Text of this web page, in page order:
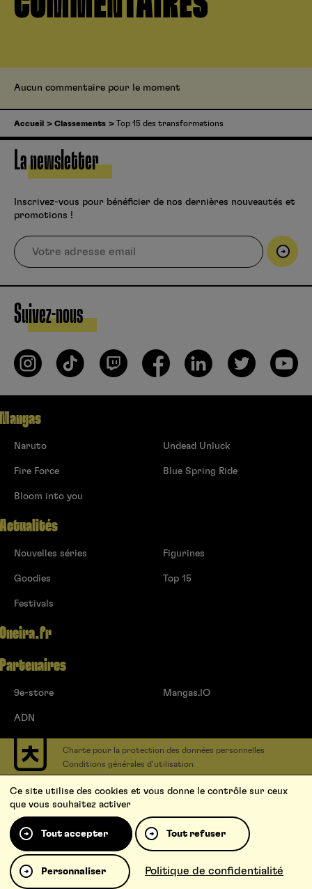
Aucun commentaire pour le moment
Accueil Classements Top 15 des transformations
La newsletter
Inscrivez-vous pour bénéficier de nos dernières nouveautés et
promotions !
Suivez-nous
Mangas
Naruto
Fire Force
Bloom into you
Undead Unluck
Blue Spring Ride
Actualités
Nouvelles séries
Goodies
Festivals
Figurines
Top 15
Oneira.fr
Partenaires
9e-store
ADN
Mangas.IO
Charte pour la protection des données personnelles
Conditions générales d’utilisation
Soumettre un projet
Proposer une série
Qui sommes-nous ?
Ce site utilise des cookies et vous donne le contrôle sur ceux
que vous souhaitez activer
Tout accepter Tout refuser
Personnaliser Politique de confidentialité